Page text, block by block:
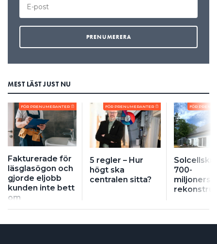
MEST LÄST JUST NU
FÖR PRENUMERANTER
Fakturerade för
läsglasögon och
gjorde eljobb
kunden inte bett
om
FÖR PRENUMERANTER
5 regler – Hur
högt ska
centralen sitta?
FÖR
700-